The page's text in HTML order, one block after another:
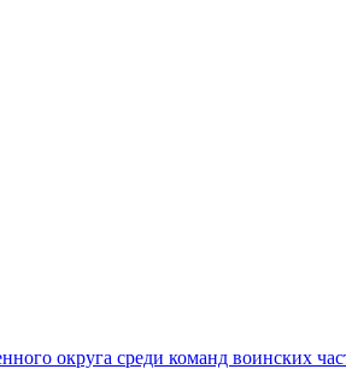
округа среди команд воинских